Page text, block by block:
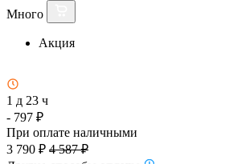
Много
Акция
1 д 23 ч
- 797 ₽
При оплате наличными
3 790 ₽ 4 587 ₽